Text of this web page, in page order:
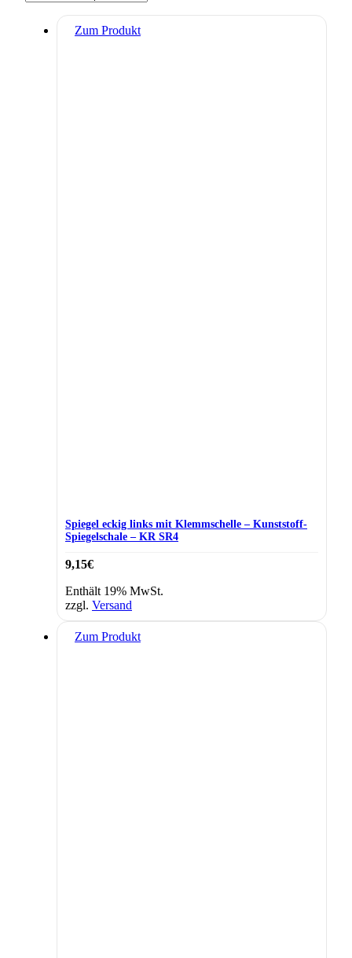
Zum Produkt
Spiegel eckig links mit Klemmschelle – Kunststoff-
Spiegelschale – KR SR4
9,15€
Enthält 19% MwSt.
zzgl. Versand
Zum Produkt